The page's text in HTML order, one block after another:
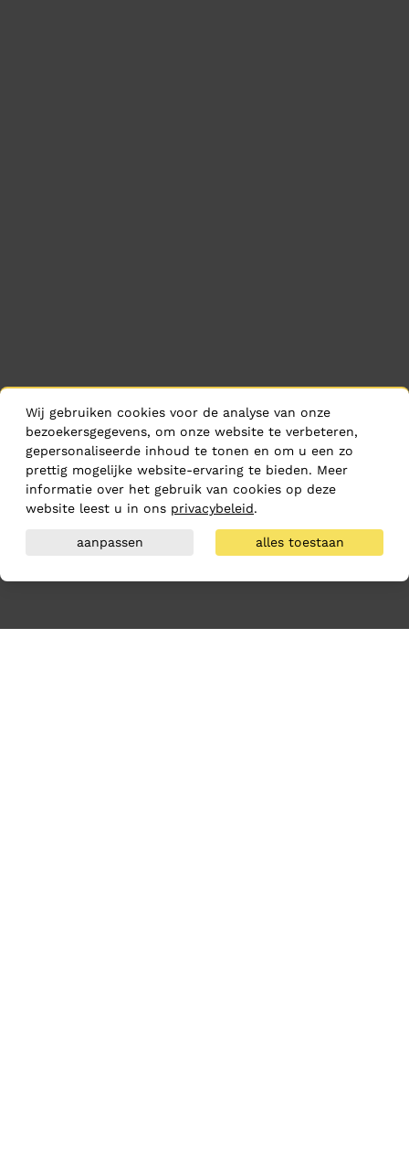
Wij gebruiken cookies voor de analyse van onze
bezoekersgegevens, om onze website te verbeteren,
gepersonaliseerde inhoud te tonen en om u een zo
prettig mogelijke website-ervaring te bieden. Meer
informatie over het gebruik van cookies op deze
website leest u in ons privacybeleid.
aanpassen alles toestaan